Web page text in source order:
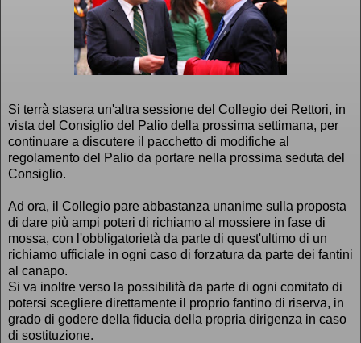
Si terrà stasera un'altra sessione del Collegio dei Rettori, in
vista del Consiglio del Palio della prossima settimana, per
continuare a discutere il pacchetto di modifiche al
regolamento del Palio da portare nella prossima seduta del
Consiglio.
Ad ora, il Collegio pare abbastanza unanime sulla proposta
di dare più ampi poteri di richiamo al mossiere in fase di
mossa, con l'obbligatorietà da parte di quest'ultimo di un
richiamo ufficiale in ogni caso di forzatura da parte dei fantini
al canapo.
Si va inoltre verso la possibilità da parte di ogni comitato di
potersi scegliere direttamente il proprio fantino di riserva, in
grado di godere della fiducia della propria dirigenza in caso
di sostituzione.